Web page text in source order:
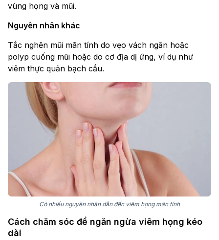
vùng họng và mũi.
Nguyên nhân khác
Tắc nghẽn mũi mãn tính do vẹo vách ngăn hoặc
polyp cuống mũi hoặc do cơ địa dị ứng, ví dụ như
viêm thực quản bạch cầu.
Có nhiều nguyên nhân dẫn đến viêm họng mãn tính
Cách chăm sóc để ngăn ngừa viêm họng kéo
dài